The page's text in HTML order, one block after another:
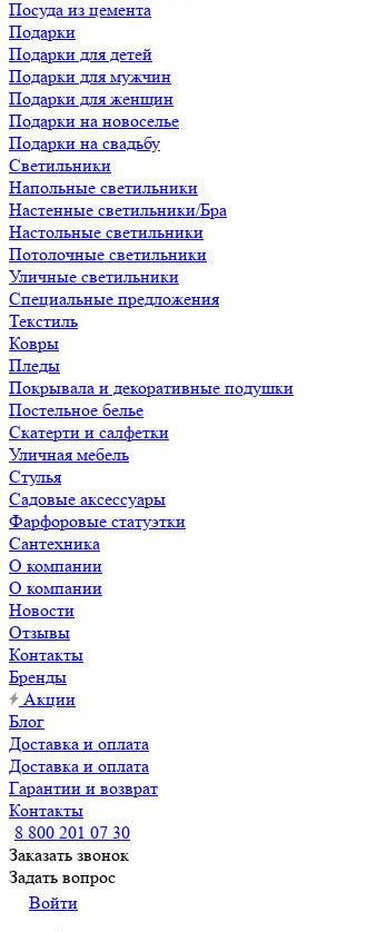
Посуда из цемента
Подарки
Подарки для детей
Подарки для мужчин
Подарки для женщин
Подарки на новоселье
Подарки на свадьбу
Светильники
Напольные светильники
Настенные светильники/Бра
Настольные светильники
Потолочные светильники
Уличные светильники
Специальные предложения
Текстиль
Ковры
Пледы
Покрывала и декоративные подушки
Постельное белье
Скатерти и салфетки
Уличная мебель
Стулья
Садовые аксессуары
Фарфоровые статуэтки
Сантехника
О компании
О компании
Новости
Отзывы
Контакты
Бренды
Акции
Блог
Доставка и оплата
Доставка и оплата
Гарантии и возврат
Контакты
8 800 201 07 30
Заказать звонок
Задать вопрос
Войти